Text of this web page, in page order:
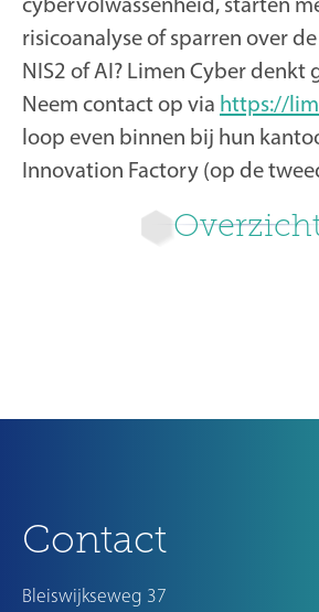
risicoanalyse of sparren over
NIS2 of AI? Limen Cyber denkt
Neem contact op via https://
loop even binnen bij hun
Innovation Factory (op de
Contact
Bleiswijkseweg 37